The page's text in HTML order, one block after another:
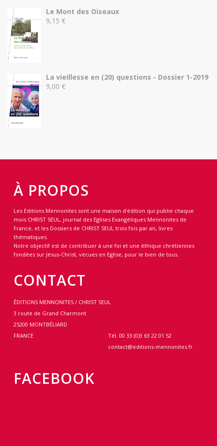
Le Mont des Oiseaux
9,15 €
La vieillesse en (20) questions - Dossier 1-2019
9,00 €
À PROPOS
Les Editions Mennonites sont une maison d'édition qui publie chaque
mois CHRIST SEUL, journal des Eglises Evangéliques Mennonites de
France, et les Dossiers de CHRIST SEUL trois fois par an, livres
thématiques.
Notre objectif est de contribuer à une foi et une éthique chrétiennes
fondées sur Jésus-Christ, vécues en Eglise, pour le bien de tous.
CONTACT
ÉDITIONS MENNONITES / CHRIST SEUL
3 route de Grand Charmont
25200 MONTBÉLIARD
FRANCE
Tél. 00 33 (0)3 63 22 01 52
contact@editions-mennonites.fr
FACEBOOK